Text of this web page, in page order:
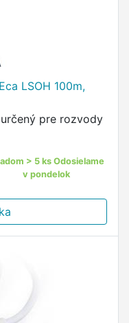
LSOH 100m,
pre rozvody
> 5 ks Odosielame
v pondelok